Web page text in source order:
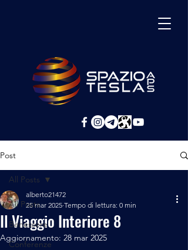
Post
All Posts
Benessere
Conferenze
All Posts
Il Viaggio Interiore 8
alberto21472
25 mar 2025 Tempo di lettura: 0 min
Aggiornamento: 28 mar 2025